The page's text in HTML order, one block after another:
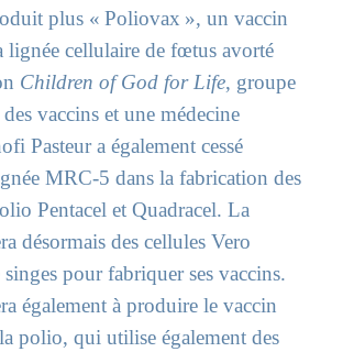
plus « Poliovax », un vaccin
lignée cellulaire de fœtus avorté
Children of God for Life, groupe
vaccins et une médecine
Pasteur a également cessé
MRC-5 dans la fabrication des
Pentacel et Quadracel. La
désormais des cellules Vero
pour fabriquer ses vaccins.
également à produire le vaccin
polio, qui utilise également des